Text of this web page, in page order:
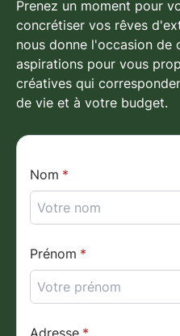
Prenez un moment pour
concrétiser vos rêves
nous donne l'occasion de
aspirations pour vous
créatives qui
de vie et à votre budget.
Nom
Prénom
Adresse